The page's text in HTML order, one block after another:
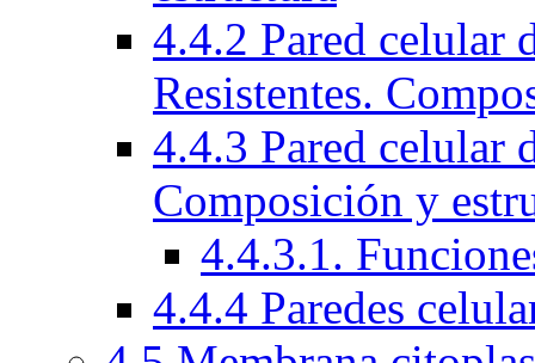
4.4.2 Pared celular
Resistentes.
4.4.3 Pared celular
Composición y
4.4.3.1.
4.4.4 Paredes